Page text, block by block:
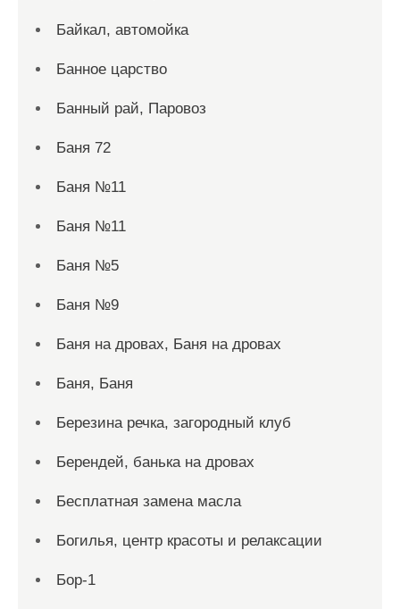
Байкал, автомойка
Банное царство
Банный рай, Паровоз
Баня 72
Баня №11
Баня №11
Баня №5
Баня №9
Баня на дровах, Баня на дровах
Баня, Баня
Березина речка, загородный клуб
Берендей, банька на дровах
Бесплатная замена масла
Богилья, центр красоты и релаксации
Бор-1